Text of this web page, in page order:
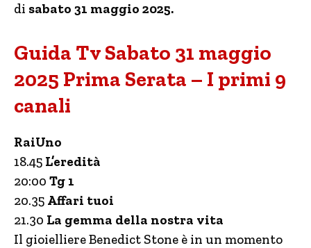
di sabato 31 maggio 2025.
Guida Tv Sabato 31 maggio
2025 Prima Serata – I primi 9
canali
RaiUno
18.45 L’eredità
20:00 Tg 1
20.35 Affari tuoi
21.30 La gemma della nostra vita
Il gioielliere Benedict Stone è in un momento